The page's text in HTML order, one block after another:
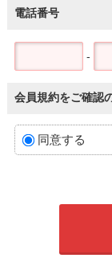
電話番号
-
会員規約をご確認
同意する